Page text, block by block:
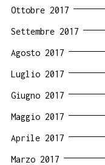
Ottobre 2017
Settembre 2017
Agosto 2017
Luglio 2017
Giugno 2017
Maggio 2017
Aprile 2017
Marzo 2017